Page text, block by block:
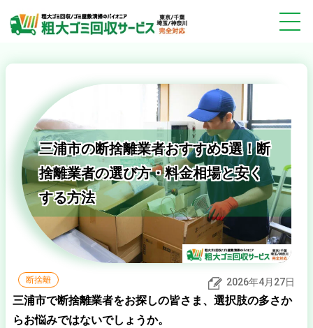
三浦市の断捨離業者おすすめ5選！断
捨離業者の選び方・料金相場と安く
する方法
断捨離 2026年4月27日
三浦市で断捨離業者をお探しの皆さま、選択肢の多さか
らお悩みではないでしょうか。